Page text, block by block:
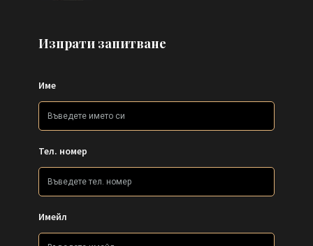
Изпрати запитване
Име
Тел. номер
Имейл